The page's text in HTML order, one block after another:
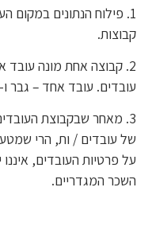
1. פילוח הנתונים
קבוצות.
2. קבוצה אחת מונה עובד
עובדים. עובד אחד – גבר ו- 5 עובדות-נשים.
3. מאחר שבקבוצת
של עובדים / ות, הרי
על פרטיות העובדים,
השכר המגדריים.